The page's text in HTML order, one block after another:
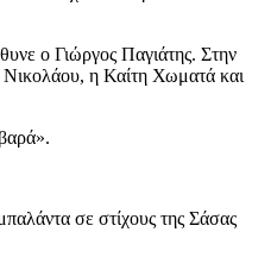
ο Γιώργος Παγιάτης. Στην
η Καίτη Χωματά και
σε στίχους της Σάσας